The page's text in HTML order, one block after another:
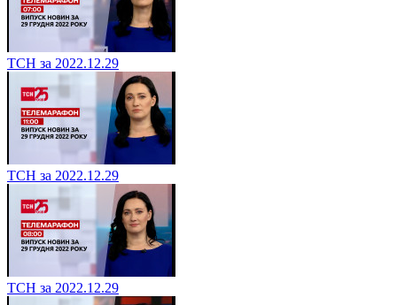
ТСН за 2022.12.29
ТСН за 2022.12.29
ТСН за 2022.12.29